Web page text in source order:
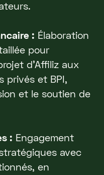
: Élaboration
pour
d'Affiliz aux
privés et BPI,
et le soutien de
: Engagement
avec
en